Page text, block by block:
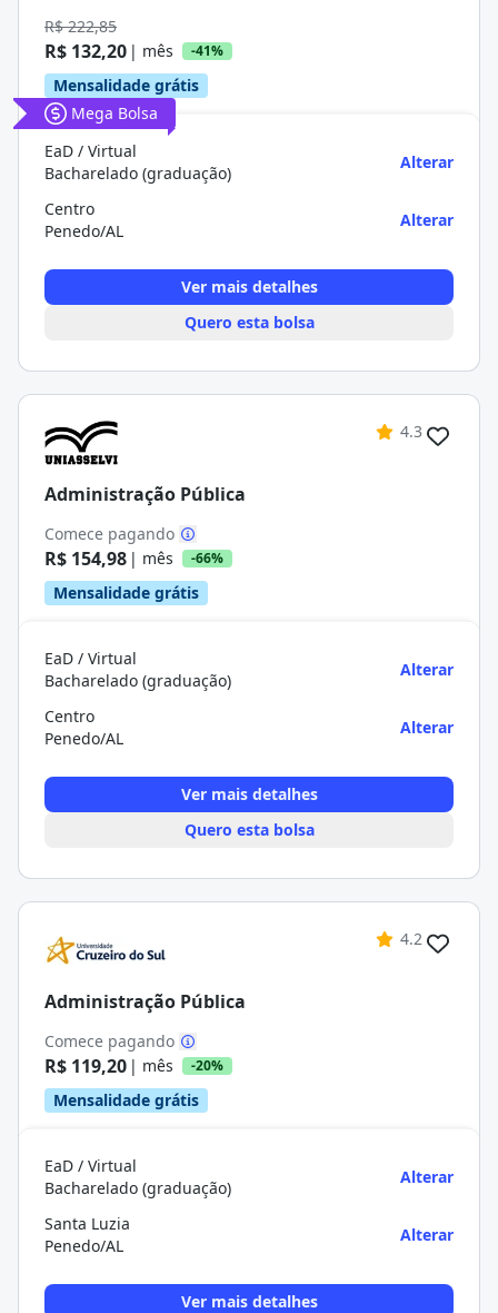
R$ 222,85
R$ 132,20 | mês -41%
Mensalidade grátis
Mega Bolsa
EaD / Virtual
Bacharelado (graduação)
Alterar
Centro
Penedo/AL
Alterar
Ver mais detalhes
Quero esta bolsa
4.3
Administração Pública
Comece pagando
R$ 154,98 | mês -66%
Mensalidade grátis
EaD / Virtual
Bacharelado (graduação)
Alterar
Centro
Penedo/AL
Alterar
Ver mais detalhes
Quero esta bolsa
4.2
Administração Pública
Comece pagando
R$ 119,20 | mês -20%
Mensalidade grátis
EaD / Virtual
Bacharelado (graduação)
Alterar
Santa Luzia
Penedo/AL
Alterar
Ver mais detalhes